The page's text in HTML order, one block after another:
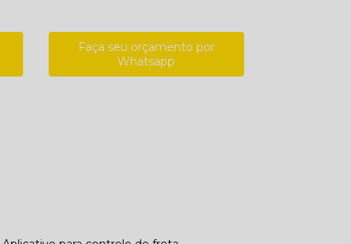
Faça seu orçamento por
Whatsapp